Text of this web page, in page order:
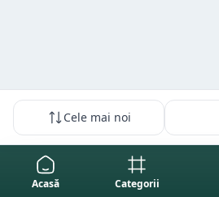
Cele mai noi
Acasă Categorii